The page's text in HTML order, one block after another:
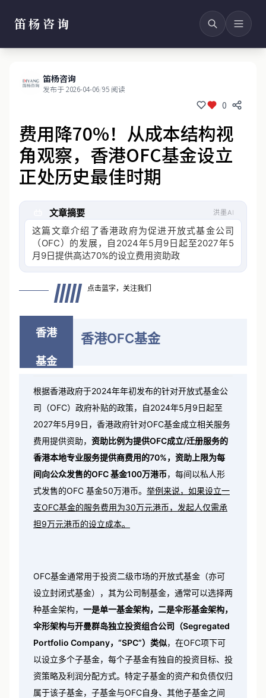
笛杨咨询
笛杨咨询
发布于 2026-04-06/95 阅读
0
费用降70%！从成本结构视
角观察，香港OFC基金设立
正处历史最佳时期
文章摘要 洪墨AI
这篇文章介绍了香港政府为促进开放式基金公司
（OFC）的发展，自2024年5月9日起至2027年5
月9日提供高达70%的设立费用资助政策。每间
点击蓝字，关注我们
香港
基金
香港OFC基金
根据香港政府于2024年年初发布的针对开放式基金公
司（OFC）政府补贴的政策，自2024年5月9日起至
2027年5月9日，香港政府针对OFC基金成立相关服务
费用提供资助， 资助比例为提供OFC成立/迁册服务的
香港本地专业服务提供商费用的70%，资助上限为每
间向公众发售的OFC 基金100万港币，每间以私人形
式发售的OFC 基金50万港币。 举例来说，如果设立一
支OFC基金的服务费用为30万元港币，发起人仅需承
担9万元港币的设立成本。
OFC基金通常用于投资二级市场的开放式基金（亦可
设立封闭式基金），其为公司制基金，通常可以选择两
种基金架构， 一是单一基金架构，二是伞形基金架构，
伞形架构与开曼群岛独立投资组合公司（Segregated
Portfolio Company，“SPC”）类似，在OFC项下可
以设立多个子基金，每个子基金有独自的投资目标、投
资策略及利润分配方式。特定子基金的资产和负债仅归
属于该子基金，子基金与OFC自身、其他子基金之间